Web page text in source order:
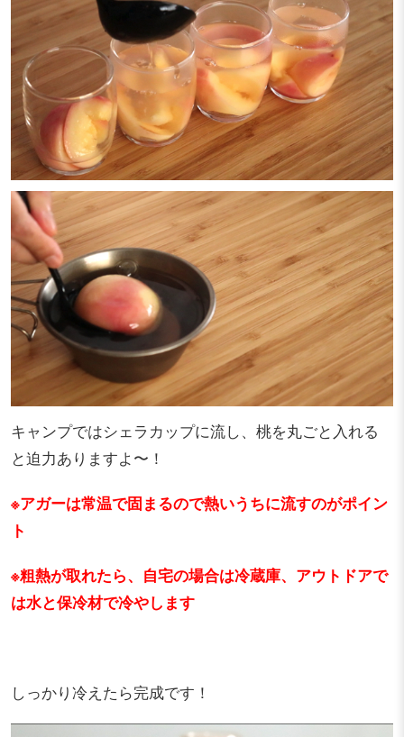
キャンプではシェラカップに流し、桃を丸ごと入れる
と迫力ありますよ〜！
※アガーは常温で固まるので熱いうちに流すのがポイン
ト
※粗熱が取れたら、自宅の場合は冷蔵庫、アウトドアで
は水と保冷材で冷やします
しっかり冷えたら完成です！